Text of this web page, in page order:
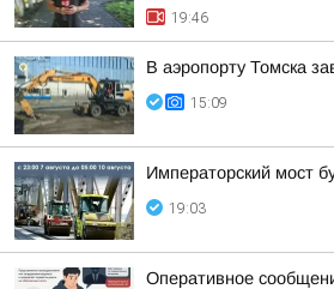
19:46
В аэропорту Томска
15:09
Императорский мост
19:03
Оперативное